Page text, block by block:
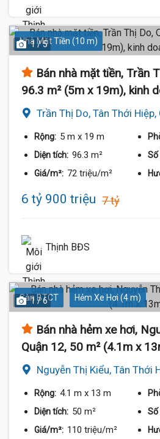
Nhà Mặt Tiền (10 m)
1 / 5
Bán nhà mặt tiền, Trần
96.3 m² (5m x 19m), kinh
Trần Thị Do, Tân Thới Hiệp,
Rộng: 5 m x 19 m
Diện tích: 96.3 m² Số
Giá/m²: 72 triệu/m²
6 tỷ 900 triệu 7 tỷ
Thịnh BĐS
Sàn BTCT Hẻm Xe Hơi (4 m)
1 / 6
Bán nhà hẻm xe hơi,
Quận 12, 50 m² (4.1m x
Nguyễn Thị Kiểu, Tân Thới
Rộng: 4.1 m x 13 m
Diện tích: 50 m² Số
Giá/m²: 110 triệu/m²